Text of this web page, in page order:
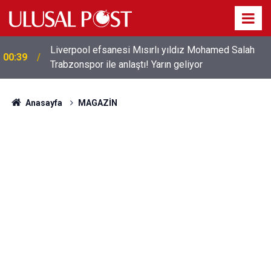
00:39
Liverpool efsanesi Mısırlı yıldız Mohamed Salah
Trabzonspor ile anlaştı! Yarın geliyor
Anasayfa MAGAZİN